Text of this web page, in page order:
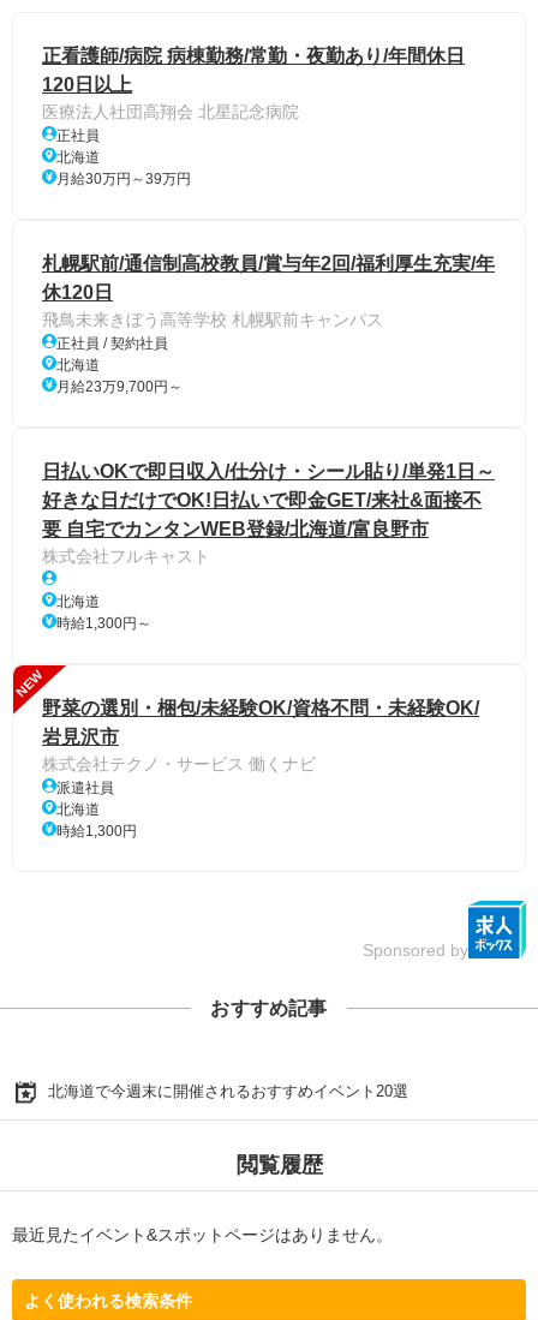
正看護師/病院 病棟勤務/常勤・夜勤あり/年間休日
120日以上
医療法人社団高翔会 北星記念病院
正社員
北海道
月給30万円～39万円
札幌駅前/通信制高校教員/賞与年2回/福利厚生充実/年
休120日
飛鳥未来きぼう高等学校 札幌駅前キャンパス
正社員 / 契約社員
北海道
月給23万9,700円～
日払いOKで即日収入/仕分け・シール貼り/単発1日～
好きな日だけでOK!日払いで即金GET/来社&面接不
要 自宅でカンタンWEB登録/北海道/富良野市
株式会社フルキャスト
北海道
時給1,300円～
NEW
野菜の選別・梱包/未経験OK/資格不問・未経験OK/
岩見沢市
株式会社テクノ・サービス 働くナビ
派遣社員
北海道
時給1,300円
Sponsored by
おすすめ記事
北海道で今週末に開催されるおすすめイベント20選
閲覧履歴
最近見たイベント&スポットページはありません。
よく使われる検索条件